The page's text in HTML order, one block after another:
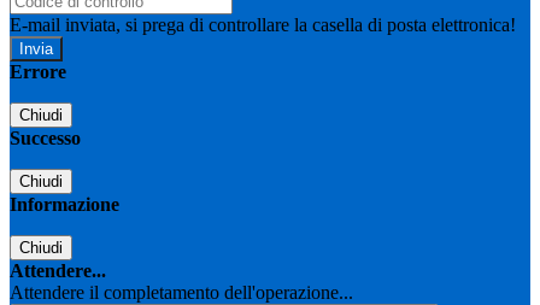
E-mail inviata, si prega di controllare la casella di posta elettronica!
Errore
Chiudi
Successo
Chiudi
Informazione
Chiudi
Attendere...
Attendere il completamento dell'operazione...